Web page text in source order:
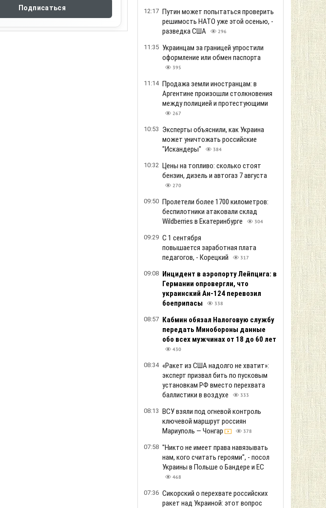
Подписаться 12:17 Путин может попытаться проверить
решимость НАТО уже этой осенью, -
разведка США
296
11:35 Украинцам за границей упростили
оформление или обмен паспорта
395
11:14 Продажа земли иностранцам: в
Аргентине произошли столкновения
между полицией и протестующими
267
10:53 Эксперты объяснили, как Украина
может уничтожать российские
"Искандеры"
384
10:32 Цены на топливо: сколько стоят
бензин, дизель и автогаз 7 августа
270
09:50 Пролетели более 1700 километров:
беспилотники атаковали склад
Wildberries в Екатеринбурге
304
09:29 С 1 сентября
повышается заработная плата
педагогов, - Корецкий
317
09:08 Инцидент в аэропорту Лейпцига: в
Германии опровергли, что
украинский Ан-124 перевозил
боеприпасы
338
08:57 Кабмин обязал Налоговую службу
передать Минобороны данные
обо всех мужчинах от 18 до 60 лет
430
08:34 «Ракет из США надолго не хватит»:
эксперт призвал бить по пусковым
установкам РФ вместо перехвата
баллистики в воздухе
333
08:13 ВСУ взяли под огневой контроль
ключевой маршрут россиян
Мариуполь — Чонгар
378
07:58 "Никто не имеет права навязывать
нам, кого считать героями", - посол
Украины в Польше о Бандере и ЕС
468
07:36 Сикорский о перехвате российских
ракет над Украиной: этот вопрос